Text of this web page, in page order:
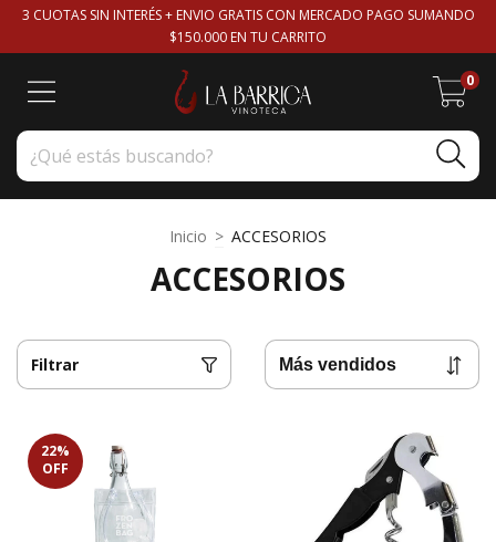
3 CUOTAS SIN INTERÉS + ENVIO GRATIS CON MERCADO PAGO SUMANDO
$150.000 EN TU CARRITO
0
Inicio > ACCESORIOS
ACCESORIOS
Filtrar
22%
OFF